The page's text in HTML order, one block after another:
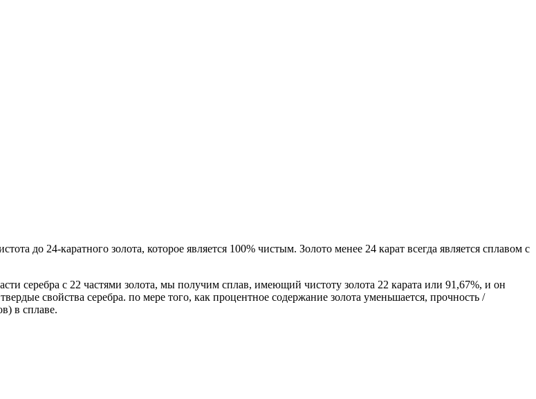
до 24-каратного золота, которое является 100% чистым. Золото менее 24 карат всегда является сплавом с
серебра с 22 частями золота, мы получим сплав, имеющий чистоту золота 22 карата или 91,67%, и он
свойства серебра. по мере того, как процентное содержание золота уменьшается, прочность /
в сплаве.